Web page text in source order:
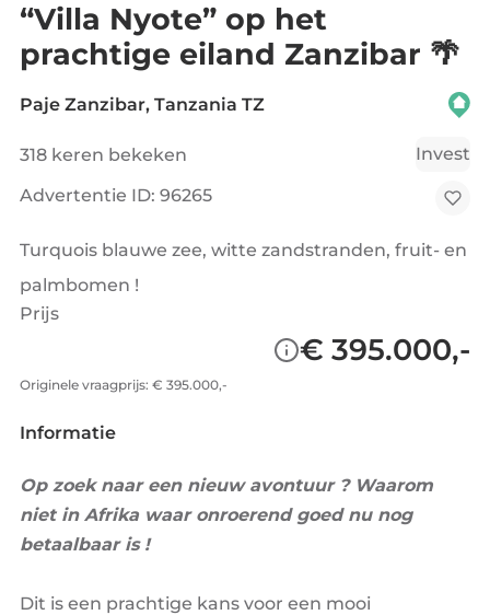
“Villa Nyote” op het
prachtige eiland Zanzibar 🌴
Paje Zanzibar, Tanzania TZ
318 keren bekeken
Invest
Advertentie ID: 96265
Turquois blauwe zee, witte zandstranden, fruit- en
palmbomen !
Prijs
€ 395.000,-
Originele vraagprijs: € 395.000,-
Informatie
Op zoek naar een nieuw avontuur ? Waarom
niet in Afrika waar onroerend goed nu nog
betaalbaar is !
Dit is een prachtige kans voor een mooi